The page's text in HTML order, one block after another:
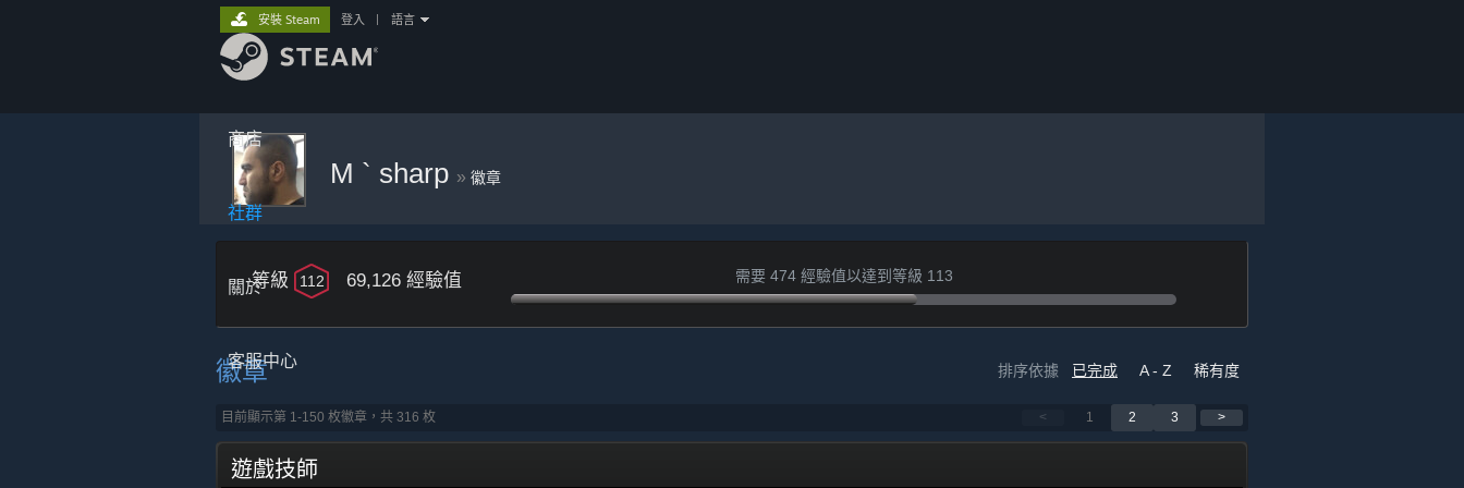
商店
社群
關於
客服中心
安裝 Steam 登入 語言
M ` sharp » 徽章
等級 112 69,126 經驗值 需要 474 經驗值以達到等級 113
排序依據 已完成 A - Z 稀有度
徽章
< 1 2 3 >
目前顯示第 1-150 枚徽章，共 316 枚
遊戲技師